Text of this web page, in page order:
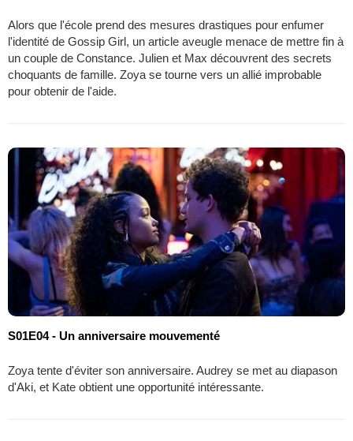
Alors que l'école prend des mesures drastiques pour enfumer
l'identité de Gossip Girl, un article aveugle menace de mettre fin à
un couple de Constance. Julien et Max découvrent des secrets
choquants de famille. Zoya se tourne vers un allié improbable
pour obtenir de l'aide.
S01E04 - Un anniversaire mouvementé
Zoya tente d'éviter son anniversaire. Audrey se met au diapason
d'Aki, et Kate obtient une opportunité intéressante.